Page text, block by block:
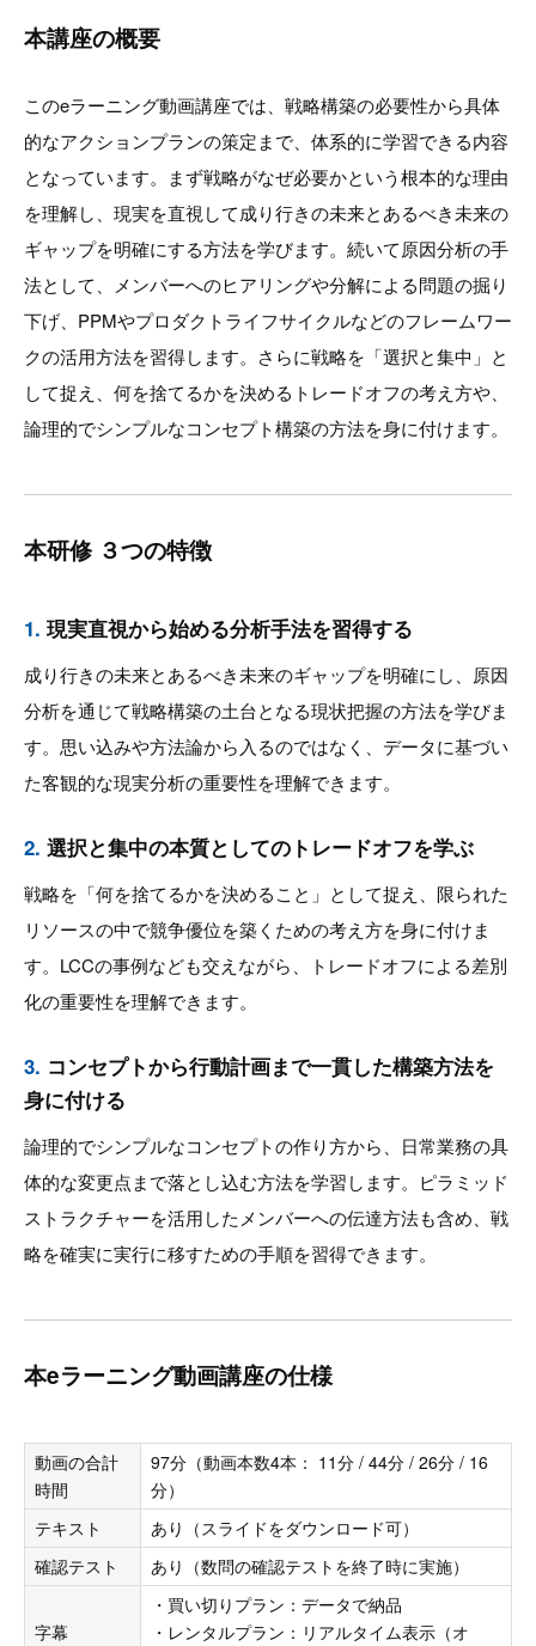
本講座の概要
このeラーニング動画講座では、戦略構築の必要性から具体
的なアクションプランの策定まで、体系的に学習できる内容
となっています。まず戦略がなぜ必要かという根本的な理由
を理解し、現実を直視して成り行きの未来とあるべき未来の
ギャップを明確にする方法を学びます。続いて原因分析の手
法として、メンバーへのヒアリングや分解による問題の掘り
下げ、PPMやプロダクトライフサイクルなどのフレームワー
クの活用方法を習得します。さらに戦略を「選択と集中」と
して捉え、何を捨てるかを決めるトレードオフの考え方や、
論理的でシンプルなコンセプト構築の方法を身に付けます。
本研修 ３つの特徴
1. 現実直視から始める分析手法を習得する
成り行きの未来とあるべき未来のギャップを明確にし、原因
分析を通じて戦略構築の土台となる現状把握の方法を学びま
す。思い込みや方法論から入るのではなく、データに基づい
た客観的な現実分析の重要性を理解できます。
2. 選択と集中の本質としてのトレードオフを学ぶ
戦略を「何を捨てるかを決めること」として捉え、限られた
リソースの中で競争優位を築くための考え方を身に付けま
す。LCCの事例なども交えながら、トレードオフによる差別
化の重要性を理解できます。
3. コンセプトから行動計画まで一貫した構築方法を
身に付ける
論理的でシンプルなコンセプトの作り方から、日常業務の具
体的な変更点まで落とし込む方法を学習します。ピラミッド
ストラクチャーを活用したメンバーへの伝達方法も含め、戦
略を確実に実行に移すための手順を習得できます。
本eラーニング動画講座の仕様
動画の合計
時間
97分（動画本数4本： 11分 / 44分 / 26分 / 16
分）
テキスト
あり（スライドをダウンロード可）
確認テスト
あり（数問の確認テストを終了時に実施）
字幕
・買い切りプラン：データで納品
・レンタルプラン：リアルタイム表示（オ